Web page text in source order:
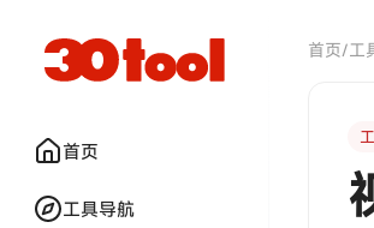
首页
工具导航
首页/工